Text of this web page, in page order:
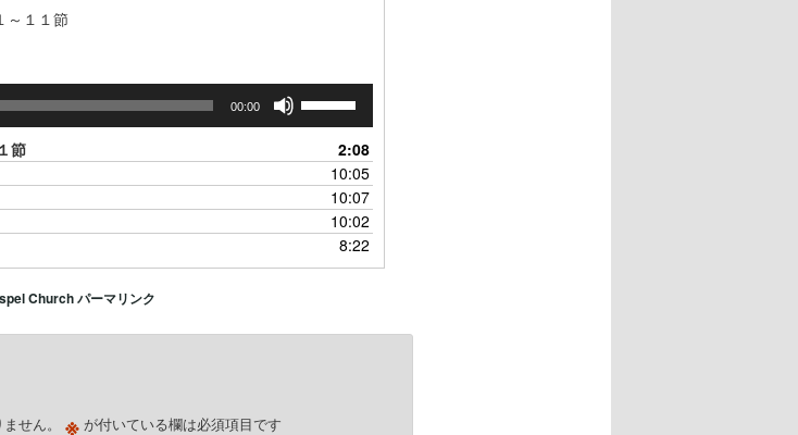
～１１節
00:00
リ
ー
ム
調
節
節
2:08
10:05
10:07
10:02
8:22
Churchパーマリンク
せん。 ※が付いている欄は必須項目です